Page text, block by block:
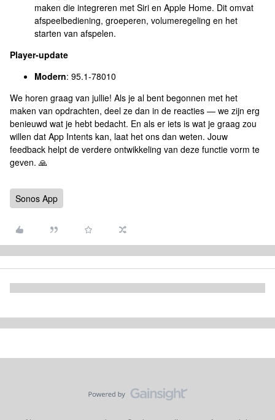
maken die integreren met Siri en Apple Home. Dit omvat
afspeelbediening, groeperen, volumeregeling en het
starten van afspelen.
Player-update
Modern: 95.1-78010
We horen graag van jullie! Als je al bent begonnen met het
maken van opdrachten, deel ze dan in de reacties — we zijn erg
benieuwd wat je hebt bedacht. En als er iets is wat je graag zou
willen dat App Intents kan, laat het ons dan weten. Jouw
feedback helpt de verdere ontwikkeling van deze functie vorm te
geven. 🙏
Sonos App